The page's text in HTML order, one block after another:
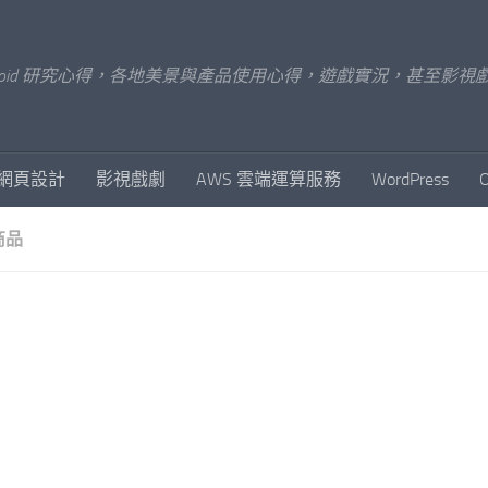
研究心得，各地美景與產品使用心得，遊戲實況，甚至影
頁設計 影視戲劇 AWS 雲端運算服務 WordPress
品